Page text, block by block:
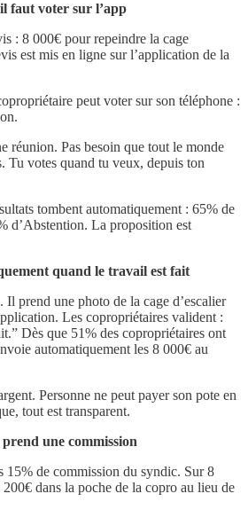
faut voter sur l’app
: 8 000€ pour repeindre la cage
est mis en ligne sur l’application de la
peut voter sur son téléphone :
réunion. Pas besoin que tout le monde
Tu votes quand tu veux, depuis ton
tombent automatiquement : 65% de
d’Abstention. La proposition est
quand le travail est fait
prend une photo de la cage d’escalier
Les copropriétaires valident :
Dès que 51% des copropriétaires ont
automatiquement les 8 000€ au
Personne ne peut payer son pote en
tout est transparent.
une commission
15% de commission du syndic. Sur 8
dans la poche de la copro au lieu de